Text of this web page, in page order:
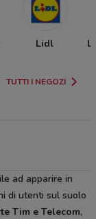
Lidl
TUTTI I NEGOZI
ad apparire in
di utenti sul suolo
Tim e Telecom,